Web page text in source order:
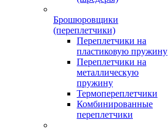
Брошюровщики
(переплетчики)
Переплетчики на
пластиковую пружину
Переплетчики на
металлическую
пружину
Термопереплетчики
Комбинированные
переплетчики